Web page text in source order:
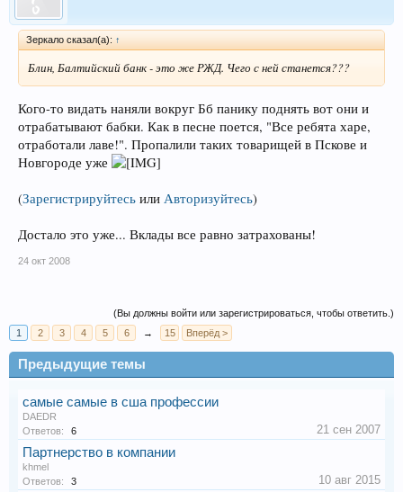
Зеркало сказал(а): ↑
Блин, Балтийский банк - это же РЖД. Чего с ней станется???
Кого-то видать наняли вокруг Бб панику поднять вот они и
отрабатывают бабки. Как в песне поется, "Все ребята харе,
отработали лаве!". Пропалили таких товарищей в Пскове и
Новгороде уже
(Зарегистрируйтесь или Авторизуйтесь)
Достало это уже... Вклады все равно затрахованы!
24 окт 2008
(Вы должны войти или зарегистрироваться, чтобы ответить.)
1
2 3 4 5 6 → 15 Вперёд >
Предыдущие темы
самые самые в сша профессии
DAEDR
Ответов:
6 21 сен 2007
Партнерство в компании
khmel
Ответов:
3 10 авг 2015